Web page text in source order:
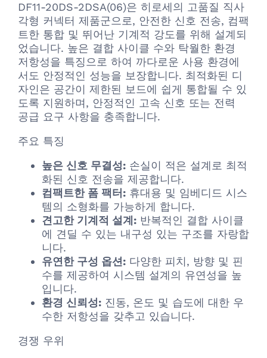
DF11-20DS-2DSA(06)은 히로세의 고품질 직사
각형 커넥터 제품군으로, 안전한 신호 전송, 컴팩
트한 통합 및 뛰어난 기계적 강도를 위해 설계되
었습니다. 높은 결합 사이클 수와 탁월한 환경
저항성을 특징으로 하여 까다로운 사용 환경에
서도 안정적인 성능을 보장합니다. 최적화된 디
자인은 공간이 제한된 보드에 쉽게 통합될 수 있
도록 지원하며, 안정적인 고속 신호 또는 전력
공급 요구 사항을 충족합니다.
주요 특징
높은 신호 무결성: 손실이 적은 설계로 최적
화된 신호 전송을 제공합니다.
컴팩트한 폼 팩터: 휴대용 및 임베디드 시스
템의 소형화를 가능하게 합니다.
견고한 기계적 설계: 반복적인 결합 사이클
에 견딜 수 있는 내구성 있는 구조를 자랑합
니다.
유연한 구성 옵션: 다양한 피치, 방향 및 핀
수를 제공하여 시스템 설계의 유연성을 높
입니다.
환경 신뢰성: 진동, 온도 및 습도에 대한 우
수한 저항성을 갖추고 있습니다.
경쟁 우위